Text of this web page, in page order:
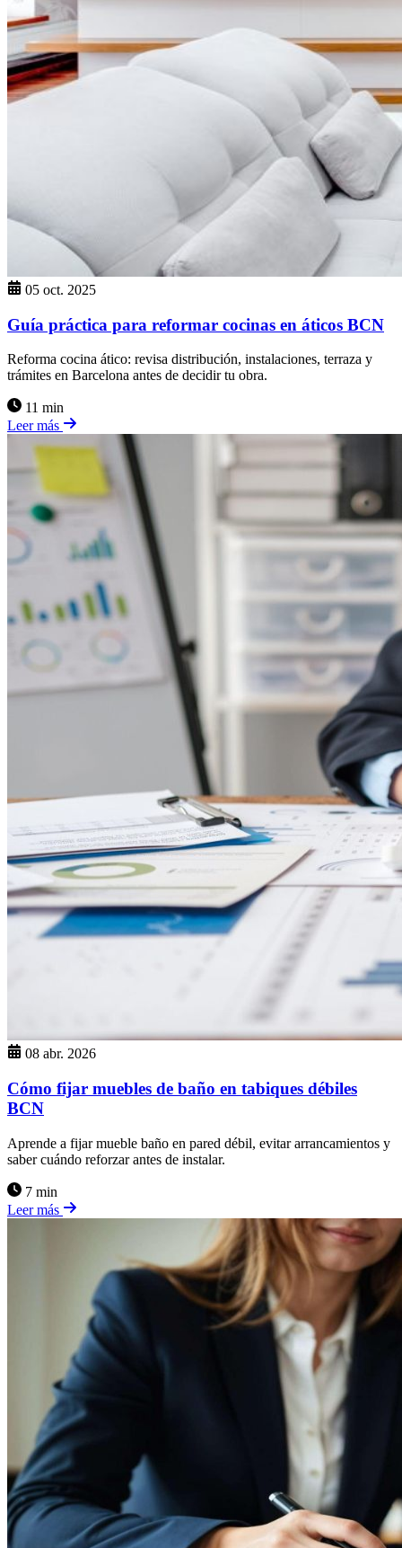
05 oct. 2025
Guía práctica para reformar cocinas en áticos BCN
Reforma cocina ático: revisa distribución, instalaciones, terraza y
trámites en Barcelona antes de decidir tu obra.
11 min
Leer más
08 abr. 2026
Cómo fijar muebles de baño en tabiques débiles
BCN
Aprende a fijar mueble baño en pared débil, evitar arrancamientos y
saber cuándo reforzar antes de instalar.
7 min
Leer más